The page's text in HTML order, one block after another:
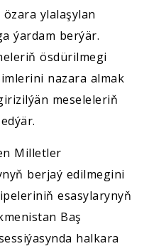
ylalaşylan
ýardam berýär.
ösdürilmegi
nazara almak
meseleleriň
Milletler
berjaý edilmegini
esasylarynyň
Baş
halkara